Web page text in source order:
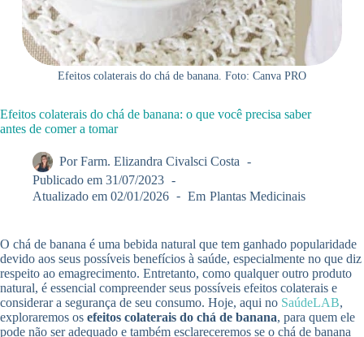
Efeitos colaterais do chá de banana. Foto: Canva PRO
Efeitos colaterais do chá de banana: o que você precisa saber
antes de comer a tomar
Por Farm. Elizandra Civalsci Costa
Publicado em 31/07/2023
Atualizado em 02/01/2026 Em Plantas Medicinais
O chá de banana é uma bebida natural que tem ganhado popularidade
devido aos seus possíveis benefícios à saúde, especialmente no que diz
respeito ao emagrecimento. Entretanto, como qualquer outro produto
natural, é essencial compreender seus possíveis efeitos colaterais e
considerar a segurança de seu consumo. Hoje, aqui no SaúdeLAB,
exploraremos os efeitos colaterais do chá de banana, para quem ele
pode não ser adequado e também esclareceremos se o chá de banana